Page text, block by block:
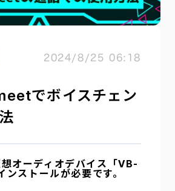
2024/8/25 06:18
でボイスチェン
オーディオデバイス「VB-
ストールが必要です。